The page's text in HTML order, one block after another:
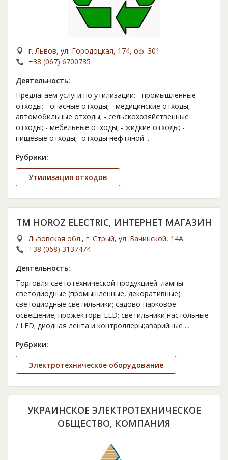
г. Львов, ул. Городоцкая, 174, оф. 301
+38 (067) 6700735
Деятельность:
Предлагаем услуги по утилизации: - промышленные
отходы; - опасные отходы; - медицинские отходы; -
автомобильные отходы; - сельскохозяйственные
отходы; - мебельные отходы; - жидкие отходы; -
пищевые отходы;- отходы нефтяной ...
Рубрики:
Утилизация отходов
ТМ HOROZ ELECTRIC, ИНТЕРНЕТ МАГАЗИН
Львовская обл., г. Стрый, ул. Бачинской, 14А
+38 (068) 3137474
Деятельность:
Торговля светотехнической продукцией: лампы
светодиодные (промышленные, декоративные)
светодиодные светильники; садово-парковое
освещение; прожекторы LED; светильники настольные
/ LED; диодная лента и контроллеры;аварийные ...
Рубрики:
Электротехническое оборудование
УКРАИНСКОЕ ЭЛЕКТРОТЕХНИЧЕСКОЕ
ОБЩЕСТВО, КОМПАНИЯ